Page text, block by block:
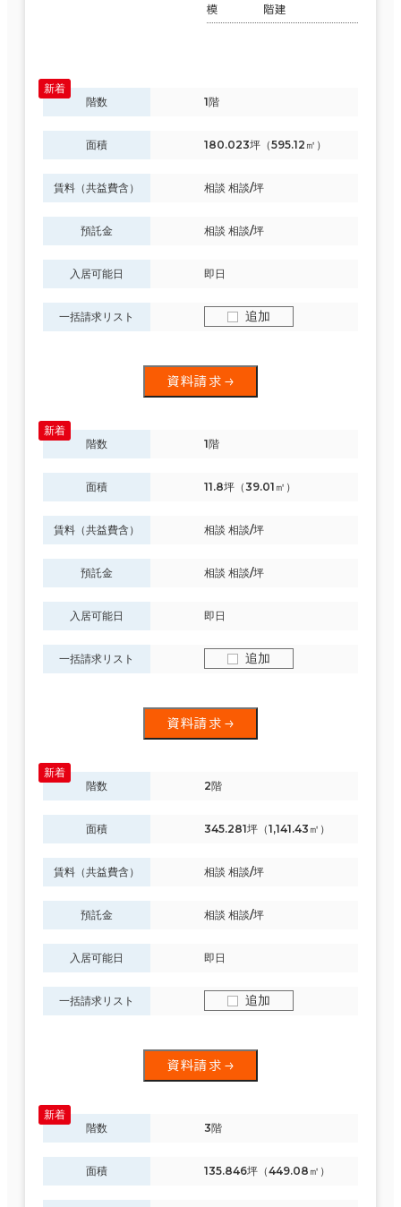
模
階建
階数 1階
面積 180.023坪（595.12㎡）
賃料（共益費含） 相談 相談/坪
預託金 相談 相談/坪
入居可能日 即日
一括請求リスト 追加
資料請求
階数 1階
面積 11.8坪（39.01㎡）
賃料（共益費含） 相談 相談/坪
預託金 相談 相談/坪
入居可能日 即日
一括請求リスト 追加
資料請求
階数 2階
面積 345.281坪（1,141.43㎡）
賃料（共益費含） 相談 相談/坪
預託金 相談 相談/坪
入居可能日 即日
一括請求リスト 追加
資料請求
階数 3階
面積 135.846坪（449.08㎡）